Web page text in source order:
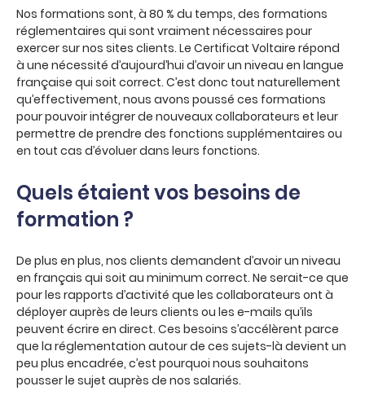
Nos formations sont, à 80 % du temps, des formations
réglementaires qui sont vraiment nécessaires pour
exercer sur nos sites clients. Le Certificat Voltaire répond
à une nécessité d’aujourd’hui d’avoir un niveau en langue
française qui soit correct. C’est donc tout naturellement
qu’effectivement, nous avons poussé ces formations
pour pouvoir intégrer de nouveaux collaborateurs et leur
permettre de prendre des fonctions supplémentaires ou
en tout cas d’évoluer dans leurs fonctions.
Quels étaient vos besoins de
formation ?
De plus en plus, nos clients demandent d’avoir un niveau
en français qui soit au minimum correct. Ne serait-ce que
pour les rapports d’activité que les collaborateurs ont à
déployer auprès de leurs clients ou les e-mails qu’ils
peuvent écrire en direct. Ces besoins s’accélèrent parce
que la réglementation autour de ces sujets-là devient un
peu plus encadrée, c’est pourquoi nous souhaitons
pousser le sujet auprès de nos salariés.